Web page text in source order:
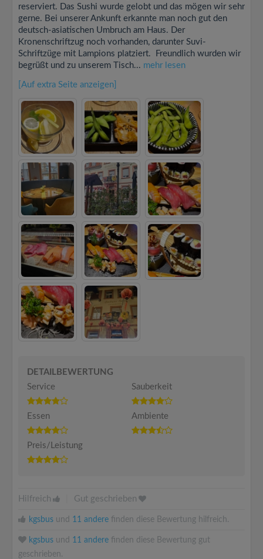
reserviert. Das Sushi wurde gelobt und das mögen wir sehr
gerne. Bei unserer Ankunft erkannte man noch gut den
deutsch-asiatischen Umbruch am Haus. Der
Kronenschriftzug noch vorhanden, darunter Suvi-
Schriftzüge mit Lampions platziert. Freundlich wurden wir
begrüßt und zu unserem Tisch... mehr lesen
[Auf extra Seite anzeigen]
DETAILBEWERTUNG
Service
Sauberkeit
Essen Ambiente
Preis/Leistung
Hilfreich Gut geschrieben
kgsbus und 11 andere finden diese Bewertung hilfreich.
kgsbus und 11 andere finden diese Bewertung gut
geschrieben.